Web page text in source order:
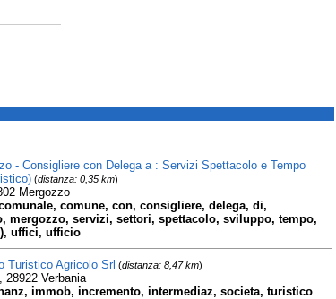
- Consigliere con Delega a : Servizi Spettacolo e Tempo
(distanza: 0,35 km)
Mergozzo
comune, con, consigliere, delega, di,
mergozzo, servizi, settori, spettacolo, sviluppo, tempo,
uffici, ufficio
Turistico Agricolo Srl (distanza: 8,47 km)
28922 Verbania
immob, incremento, intermediaz, societa, turistico